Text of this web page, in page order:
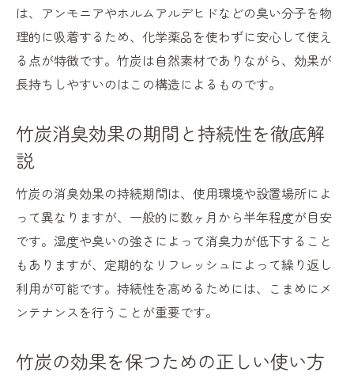
は、アンモニアやホルムアルデヒドなどの臭い分子を物
理的に吸着するため、化学薬品を使わずに安心して使え
る点が特徴です。竹炭は自然素材でありながら、効果が
長持ちしやすいのはこの構造によるものです。
竹炭消臭効果の期間と持続性を徹底解
説
竹炭の消臭効果の持続期間は、使用環境や設置場所によ
って異なりますが、一般的に数ヶ月から半年程度が目安
です。湿度や臭いの強さによって消臭力が低下すること
もありますが、定期的なリフレッシュによって繰り返し
利用が可能です。持続性を高めるためには、こまめにメ
ンテナンスを行うことが重要です。
竹炭の効果を保つための正しい使い方